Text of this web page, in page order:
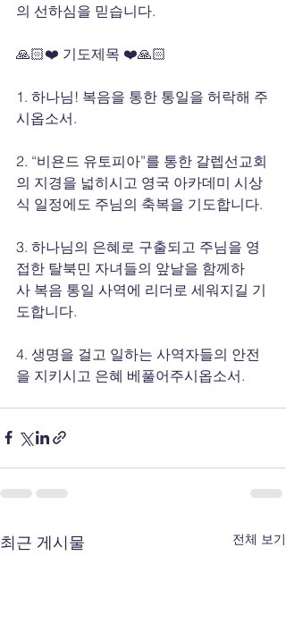
의 선하심을 믿습니다.
🙏🏻❤️ 기도제목 ❤️🙏🏻
1. 하나님! 복음을 통한 통일을 허락해 주
시옵소서.
2. “비욘드 유토피아”를 통한 갈렙선교회
의 지경을 넓히시고 영국 아카데미 시상
식 일정에도 주님의 축복을 기도합니다.
3. 하나님의 은혜로 구출되고 주님을 영
접한 탈북민 자녀들의 앞날을 함께하
사 복음 통일 사역에 리더로 세워지길 기
도합니다.
4. 생명을 걸고 일하는 사역자들의 안전
을 지키시고 은혜 베풀어주시옵소서.
최근 게시물 전체 보기